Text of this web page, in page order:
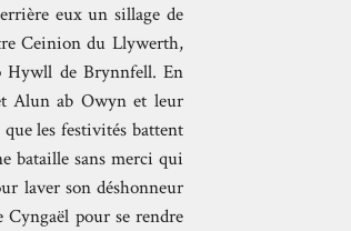
eux un sillage de
Ceinion du Llywerth,
Hywll de Brynnfell. En
Alun ab Owyn et leur
les festivités battent
bataille sans merci qui
laver son déshonneur
pour se rendre